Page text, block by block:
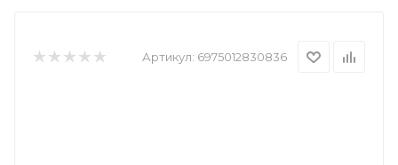
Артикул: 6975012830836